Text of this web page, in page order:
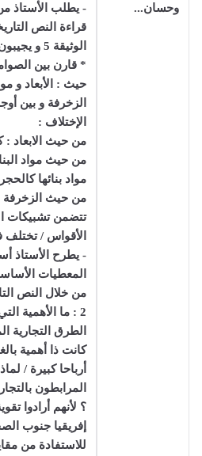
وحسان...
- يطلب الأستاذ
قراءة النص
الوثيقة 5 و يجيبون عما يلي :
* قارن بين
حيث : الأبعاد و
الزخرفة و بين
الإختلاف :
من حيث الابعاد :
من حيث مواد
مواد بنائها
من حيث الزخرفة
تتضمن تشبيكات
الأقواس / تختلف
- يطرح الأستاذ
المعطيات
من خلال النص
2 : ما الأهمية
الطرق التجارية
كانت ذا أهمية
أرباحا كبيرة /
المرابطون
؟ لأنهم أرادوا
إفريقيا جنوب
للاستفادة من